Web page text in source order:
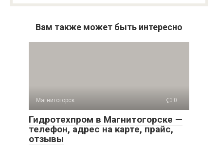
Вам также может быть интересно
Магнитогорск 0
Гидротехпром в Магнитогорске —
телефон, адрес на карте, прайс,
отзывы